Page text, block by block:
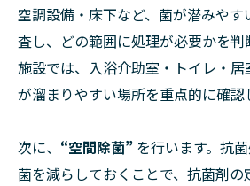
空調設備・床下など、菌が潜みや
査し、どの範囲に処理が必要かを
施設では、入浴介助室・トイレ・
が溜まりやすい場所を重点的に確認
次に、 “空間除菌” を行います。抗
菌を減らしておくことで、抗菌剤の